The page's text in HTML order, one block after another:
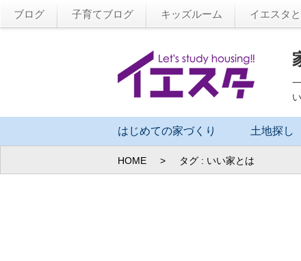
ブログ 子育てブログ キッズルーム イエスタ
はじめての家づくり 土地探し
HOME > タグ : いい家とは